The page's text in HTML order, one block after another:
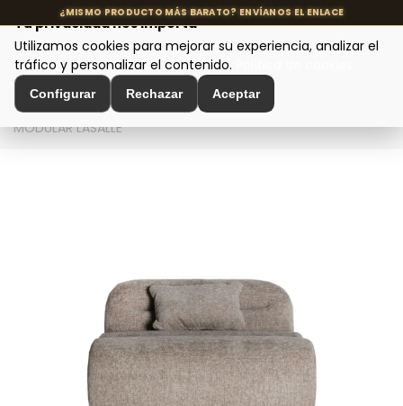
MENÚ
Inicio > Asientos y Sillas > Sofás de Diseño
MODULAR LASALLE
Tu privacidad nos importa
Utilizamos cookies para mejorar su experiencia, analizar el
tráfico y personalizar el contenido.
Configurar Rechazar Aceptar